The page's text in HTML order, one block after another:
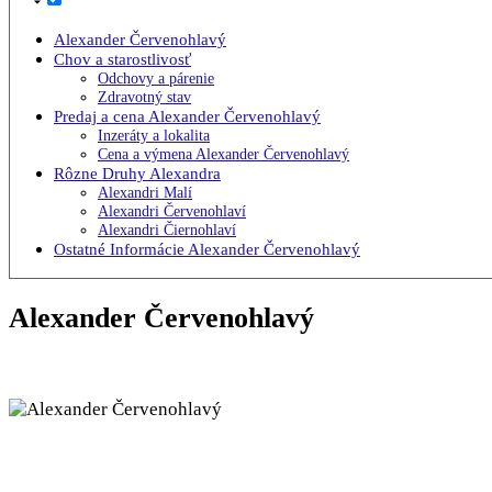
Alexander Červenohlavý
Chov a starostlivosť
Odchovy a párenie
Zdravotný stav
Predaj a cena Alexander Červenohlavý
Inzeráty a lokalita
Cena a výmena Alexander Červenohlavý
Rôzne Druhy Alexandra
Alexandri Malí
Alexandri Červenohlaví
Alexandri Čiernohlaví
Ostatné Informácie Alexander Červenohlavý
Alexander Červenohlavý